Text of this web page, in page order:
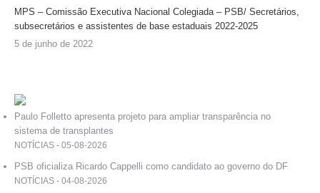
MPS – Comissão Executiva Nacional Colegiada – PSB/ Secretários,
subsecretários e assistentes de base estaduais 2022-2025
5 de junho de 2022
Paulo Folletto apresenta projeto para ampliar transparência no
sistema de transplantes
NOTÍCIAS - 05-08-2026
PSB oficializa Ricardo Cappelli como candidato ao governo do DF
NOTÍCIAS - 04-08-2026